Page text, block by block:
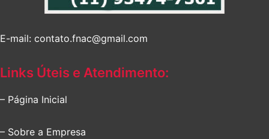
E-mail: contato.fnac@gmail.com
Links Úteis e Atendimento:
– Página Inicial
– Sobre a Empresa